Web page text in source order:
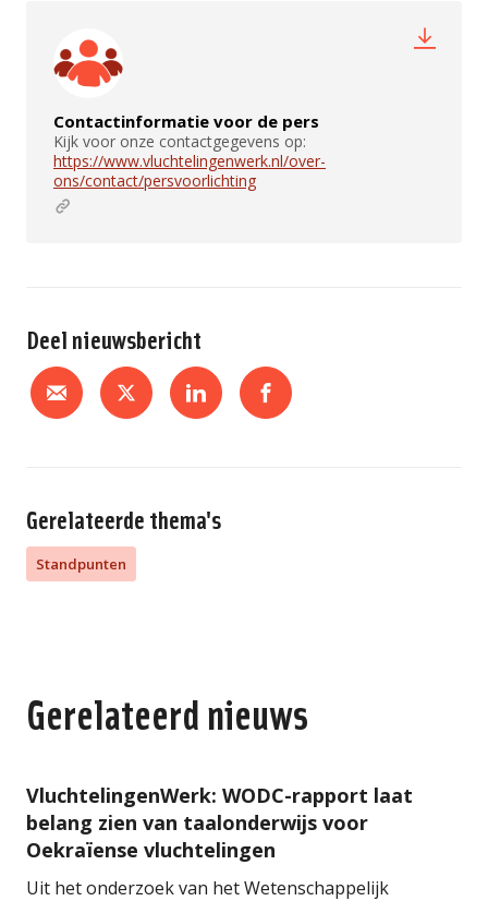
Contactinformatie voor de pers
Kijk voor onze contactgegevens op:
https://www.vluchtelingenwerk.nl/over-
ons/contact/persvoorlichting
Deel nieuwsbericht
Gerelateerde thema's
Standpunten
Gerelateerd nieuws
VluchtelingenWerk: WODC-rapport laat
belang zien van taalonderwijs voor
Oekraïense vluchtelingen
Uit het onderzoek van het Wetenschappelijk